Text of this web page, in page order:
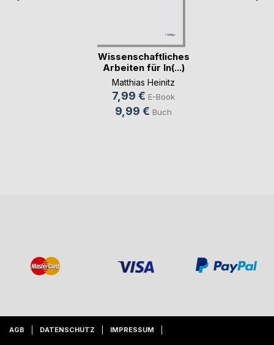
Wissenschaftliches
Arbeiten für In(...)
Matthias Heinitz
7,99 € E-Book
9,99 € Buch
AGB DATENSCHUTZ IMPRESSUM